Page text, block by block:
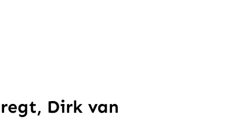
Dirk van